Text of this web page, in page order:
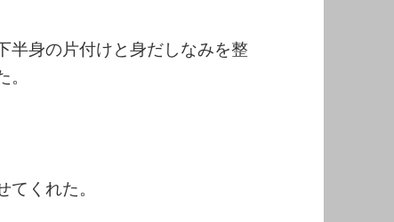
半身の片付けと身だしなみを整
くれた。